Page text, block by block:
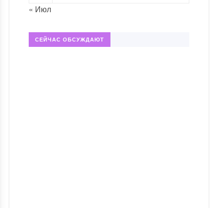
« Июл
СЕЙЧАС ОБСУЖДАЮТ